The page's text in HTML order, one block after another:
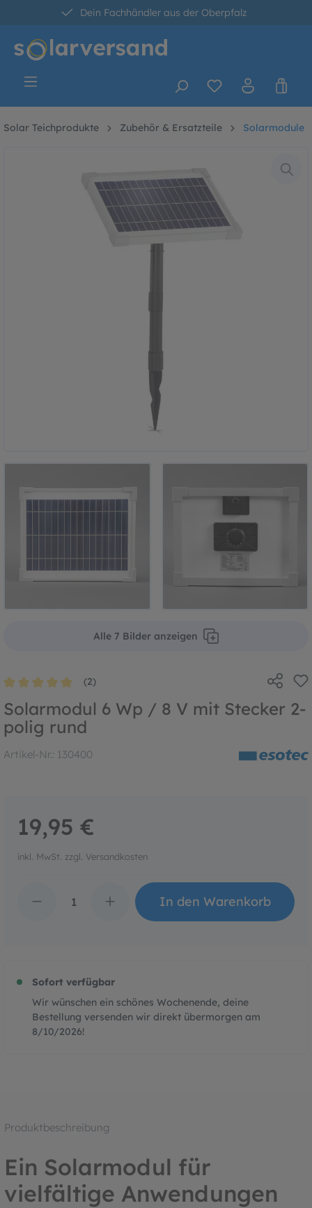
springen
Dein Fachhändler aus der Oberpfalz
30 Tage kostenlose Retoure
Solar Teichprodukte Zubehör & Ersatzteile Solarmodule
Alle 7 Bilder anzeigen
(2)
Solarmodul 6 Wp / 8 V mit Stecker 2-
polig rund
Artikel-Nr.: 130400
19,95 €
inkl. MwSt. zzgl. Versandkosten
Produkt Anzahl: Gib
In den Warenkorb
Sofort verfügbar
Wir wünschen ein schönes Wochenende, deine
Bestellung versenden wir direkt übermorgen am
8/10/2026!
Produktbeschreibung
Ein Solarmodul für
vielfältige Anwendungen